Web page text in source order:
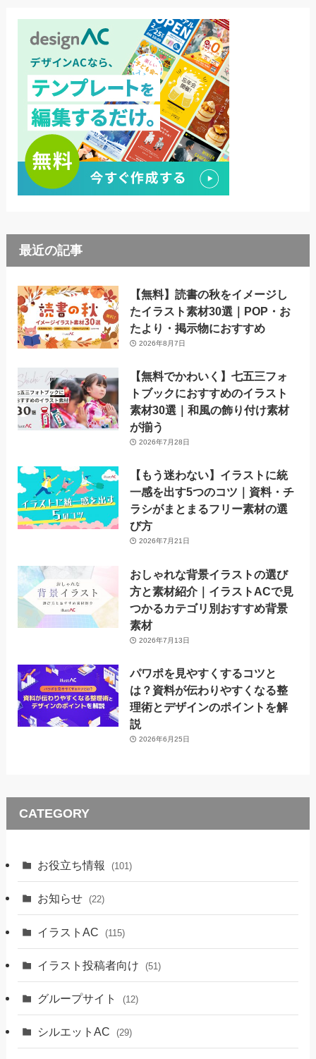
最近の記事
【無料】読書の秋をイメージし
たイラスト素材30選｜POP・お
たより・掲示物におすすめ
2026年8月7日
【無料でかわいく】七五三フォ
トブックにおすすめのイラスト
素材30選｜和風の飾り付け素材
が揃う
2026年7月28日
【もう迷わない】イラストに統
一感を出す5つのコツ｜資料・チ
ラシがまとまるフリー素材の選
び方
2026年7月21日
おしゃれな背景イラストの選び
方と素材紹介｜イラストACで見
つかるカテゴリ別おすすめ背景
素材
2026年7月13日
パワポを見やすくするコツと
は？資料が伝わりやすくなる整
理術とデザインのポイントを解
説
2026年6月25日
CATEGORY
お役立ち情報 (101)
お知らせ (22)
イラストAC (115)
イラスト投稿者向け (51)
グループサイト (12)
シルエットAC (29)